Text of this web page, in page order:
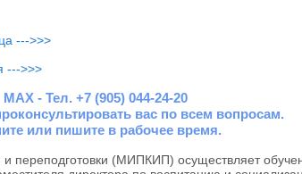
--->>>
--->>>
MAX - Тел. +7 (905) 044-24-20
вас по всем вопросам.
или пишите в рабочее время.
переподготовки (МИПКИП) осуществляет